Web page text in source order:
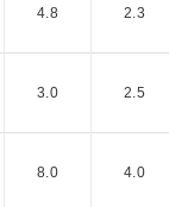
4.8 2.3
3.0 2.5
8.0 4.0